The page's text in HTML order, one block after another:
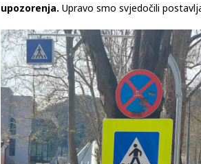
upozorenja. Upravo smo svjedočili